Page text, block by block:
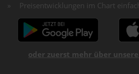
Preisentwicklungen im Chart
oder zuerst mehr über